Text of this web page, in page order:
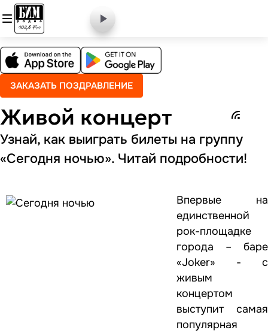
ЗАКАЗАТЬ ПОЗДРАВЛЕНИЕ
Живой концерт
Узнай, как выиграть билеты на группу
«Сегодня ночью». Читай подробности!
Впервые на
единственной
рок-площадке
города – баре
«Joker» - с
живым
концертом
выступит самая
популярная